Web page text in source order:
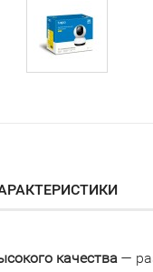
качества —